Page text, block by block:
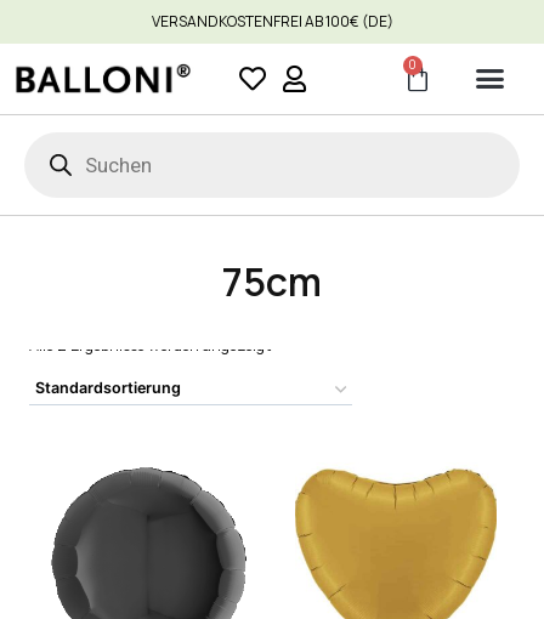
VERSANDKOSTENFREI AB 100€ (DE)
0
75cm
Alle 2 Ergebnisse werden angezeigt